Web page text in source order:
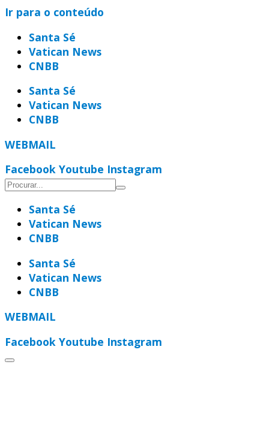
Ir para o conteúdo
Santa Sé
Vatican News
CNBB
Santa Sé
Vatican News
CNBB
WEBMAIL
Facebook Youtube Instagram
Santa Sé
Vatican News
CNBB
Santa Sé
Vatican News
CNBB
WEBMAIL
Facebook Youtube Instagram